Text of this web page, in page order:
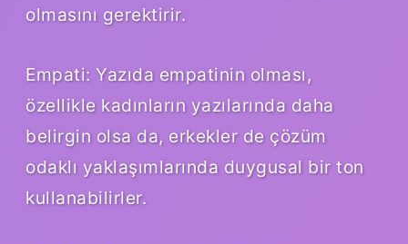
olmasını gerektirir.
Empati: Yazıda empatinin olması,
özellikle kadınların yazılarında daha
belirgin olsa da, erkekler de çözüm
odaklı yaklaşımlarında duygusal bir ton
kullanabilirler.